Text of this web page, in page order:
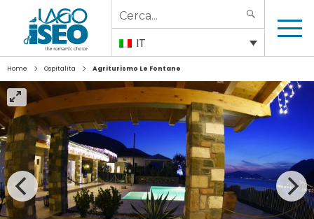
Search
for:
IT
Home > Ospitalita > Agriturismo Le Fontane